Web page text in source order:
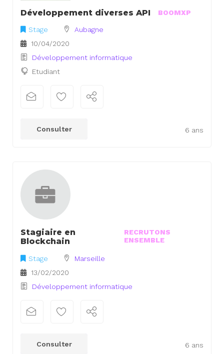
Développement diverses API BOOMXP
Stage
Aubagne
10/04/2020
Développement informatique
Etudiant
6 ans
Consulter
Stagiaire en
Blockchain
RECRUTONS
ENSEMBLE
Stage
Marseille
13/02/2020
Développement informatique
6 ans
Consulter